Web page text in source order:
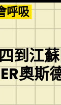
呼吸
到江
奧斯